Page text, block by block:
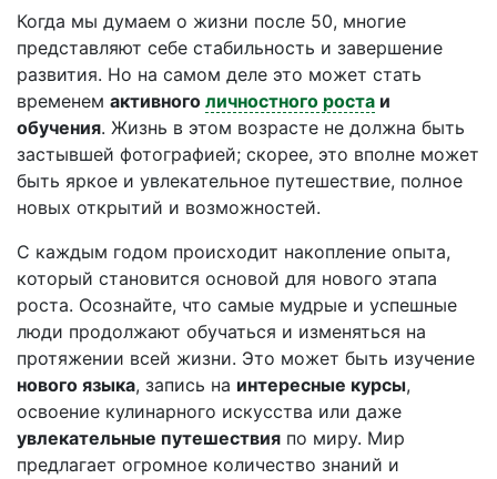
Когда мы думаем о жизни после 50, многие
представляют себе стабильность и завершение
развития. Но на самом деле это может стать
временем активного личностного роста и
обучения. Жизнь в этом возрасте не должна быть
застывшей фотографией; скорее, это вполне может
быть яркое и увлекательное путешествие, полное
новых открытий и возможностей.
С каждым годом происходит накопление опыта,
который становится основой для нового этапа
роста. Осознайте, что самые мудрые и успешные
люди продолжают обучаться и изменяться на
протяжении всей жизни. Это может быть изучение
нового языка, запись на интересные курсы,
освоение кулинарного искусства или даже
увлекательные путешествия по миру. Мир
предлагает огромное количество знаний и